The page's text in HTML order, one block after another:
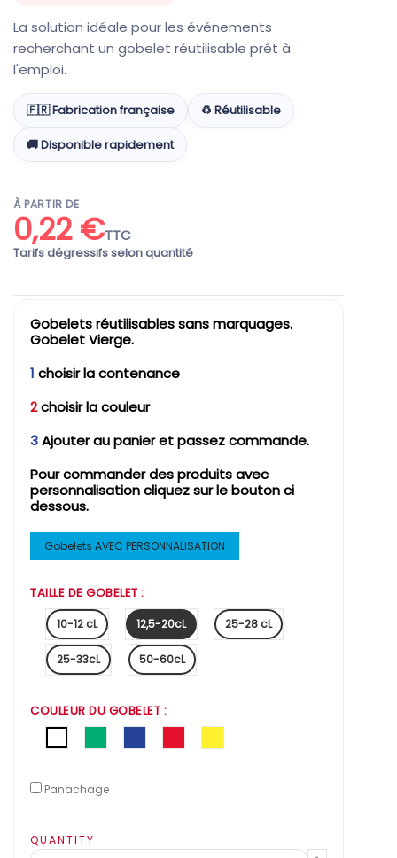
La solution idéale pour les événements
recherchant un gobelet réutilisable prêt à
l'emploi.
🇫🇷 Fabrication française ♻️ Réutilisable
🚚 Disponible rapidement
À PARTIR DE
0,22 €TTC
Tarifs dégressifs selon quantité
Gobelets réutilisables sans marquages.
Gobelet Vierge.
1 choisir la contenance
2choisir la couleur
3Ajouter au panier et passez commande.
Pour commander des produits avec
personnalisation cliquez sur le bouton ci
dessous.
Gobelets AVEC PERSONNALISATION
TAILLE DE GOBELET :
10-12 cL 12,5-20cL 25-28 cL
25-33cL 50-60cL
COULEUR DU GOBELET :
Panachage
QUANTITY